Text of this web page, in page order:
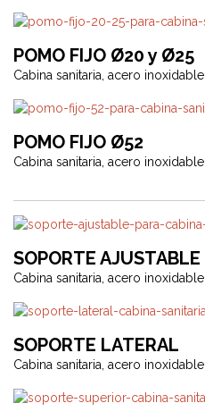
POMO FIJO Ø20 y Ø25
Cabina sanitaria, acero inoxidable
POMO FIJO Ø52
Cabina sanitaria, acero inoxidable
SOPORTE AJUSTABLE
Cabina sanitaria, acero inoxidable
SOPORTE LATERAL
Cabina sanitaria, acero inoxidable